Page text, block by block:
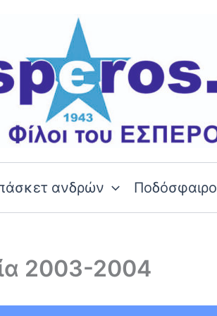
ανδρών Ποδόσφαιρο
2003-2004